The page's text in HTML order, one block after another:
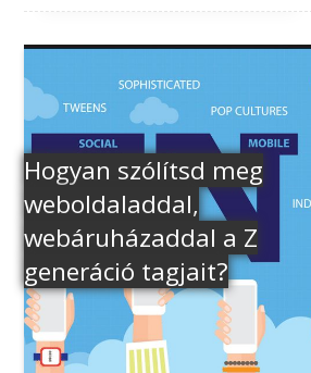
Hogyan szólítsd meg
weboldaladdal,
webáruházaddal a Z
generáció tagjait?